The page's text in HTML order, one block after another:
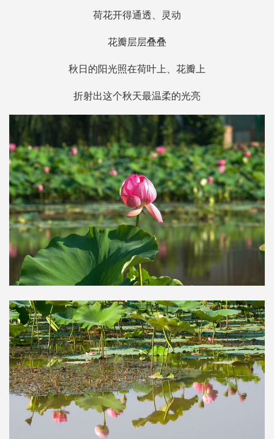
荷花开得通透、灵动
花瓣层层叠叠
秋日的阳光照在荷叶上、花瓣上
折射出这个秋天最温柔的光亮